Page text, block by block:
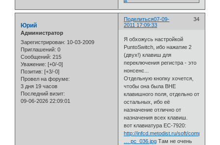
Поделиться 34
07-09-
2011 17:09:33
Юрий
Администратор
Зарегистрирован: 10-03-2009
Приглашений: 0
Сообщений: 215
Уважение: [+0/-0]
Позитив: [+3/-0]
Провел на форуме:
3 дня 19 часов
Последний визит:
09-06-2026 22:09:01
Я обхожусь настройкой
PuntoSwitch, ибо нажатие 2
(двух!) клавиш для
переключения регистра - это
нонсенс...
Отдельную кнопку хочется,
чтобы она была ВНЕ
клавишного поля, отдельно от
остальных, ибо её
назначение отлично от
назначения всех клавиш.
вот клавиатура ЕС-7920:
http://infcd.metodist.ru/soft/computer/
… pc_036.jpg Там не очень